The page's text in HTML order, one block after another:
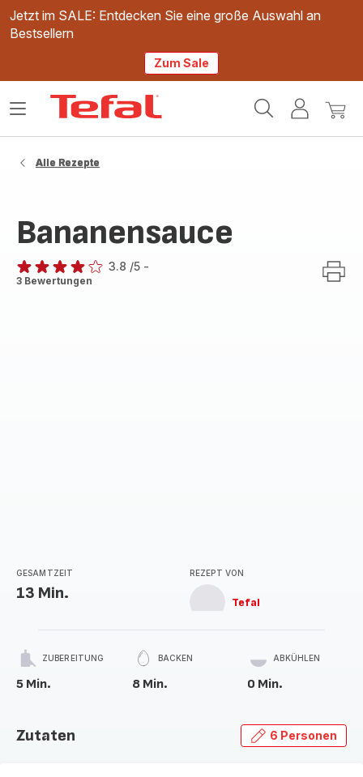
Jetzt im SALE: Entdecken Sie eine große Auswahl an
Bestsellern
Zum Sale
Mein
Mein
Das
Alle Rezepte
Bananensauce
ratings.3.8
3.8 /5 -
3 Bewertungen
GESAMTZEIT
13 Min.
REZEPT VON
Tefal
ZUBEREITUNG
5 Min.
BACKEN
8 Min.
ABKÜHLEN
0 Min.
Zutaten 6 Personen